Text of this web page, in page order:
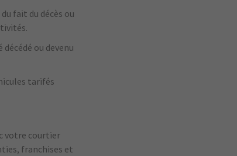
fait du décès ou
ou devenu
tarifés
votre courtier
franchises et